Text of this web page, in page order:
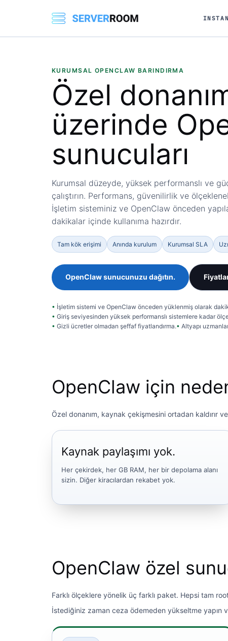
KURUMSAL OPENCLAW BARINDIRMA
Özel
üzerinde
sunucuları
Kurumsal düzeyde, yüksek performanslı ve
çalıştırın. Performans, güvenilirlik ve
İşletim sisteminiz ve OpenClaw önceden
dakikalar içinde kullanıma hazırdır.
Tam kök erişimi Anında kurulum Kurumsal SLA
OpenClaw sunucunuzu dağıtın.
İşletim sistemi ve OpenClaw önceden yüklenmiş olarak
Giriş seviyesinden yüksek performanslı sistemlere kadar
Gizli ücretler olmadan şeffaf fiyatlandırma.
Altyapı
OpenClaw için
Özel donanım, kaynak çekişmesini ortadan kaldırır
Kaynak paylaşımı yok.
Her çekirdek, her GB RAM, her bir depolama alanı
sizin. Diğer kiracılardan rekabet yok.
OpenClaw özel
Farklı ölçeklere yönelik üç farklı paket. Hepsi tam
İstediğiniz zaman ceza ödemeden yükseltme yapın